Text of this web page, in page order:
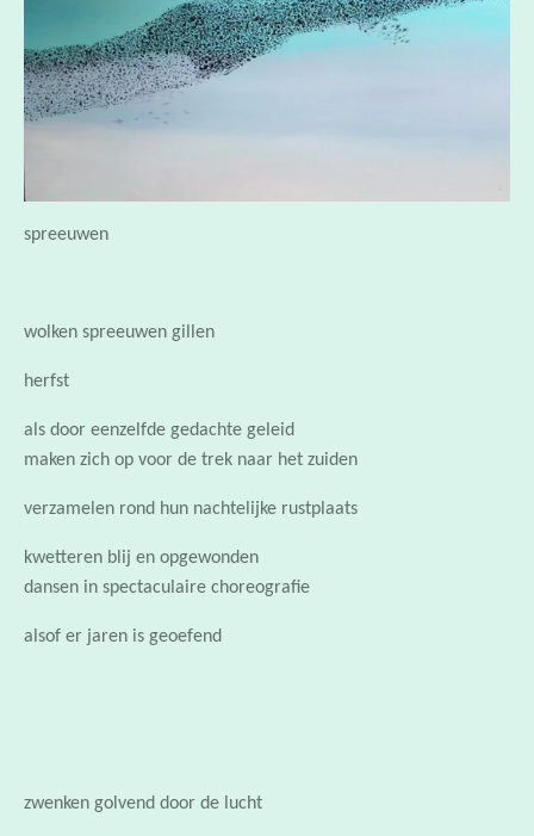
herfst
als door eenzelfde gedachte geleid
verzamelen rond hun nachtelijke rustplaats
kwetteren blij en opgewonden
alsof er jaren is geoefend
waaieren wijduit